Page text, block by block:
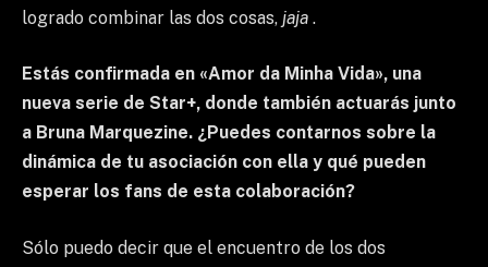
logrado combinar las dos cosas, jaja .
Estás confirmada en «Amor da Minha Vida», una
nueva serie de Star+, donde también actuarás junto
a Bruna Marquezine. ¿Puedes contarnos sobre la
dinámica de tu asociación con ella y qué pueden
esperar los fans de esta colaboración?
Sólo puedo decir que el encuentro de los dos